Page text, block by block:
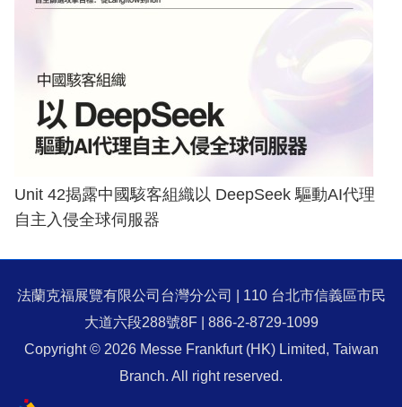
Unit 42揭露中國駭客組織以 DeepSeek 驅動AI代理
自主入侵全球伺服器
法蘭克福展覽有限公司台灣分公司 | 110 台北市信義區市民
大道六段288號8F | 886-2-8729-1099
Copyright © 2026 Messe Frankfurt (HK) Limited, Taiwan
Branch. All right reserved.